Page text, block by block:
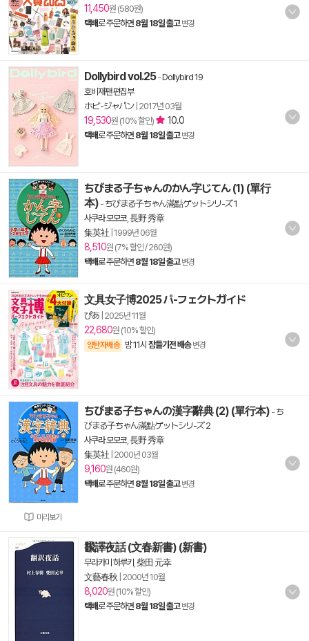
11,450원 (580원)
택배로 주문하면 8월 18일 출고 변경
Dollybird vol.25-Dollybird 19
호비재팬 편집부
ホビ-ジャパン| 2017년 03월
19,530원 (10% 할인) 10.0
택배로 주문하면 8월 18일 출고 변경
ちびまる子ちゃんのかん字じてん (1) (單行
本) - ちびまる子ちゃん滿點ゲットシリ-ズ 1
사쿠라 모모코, 長野 秀章
集英社 1999년 06월
8,510원 (7% 할인 / 260원)
택배로 주문하면 8월 18일 출고 변경
文具女子博2025 パ-フェクトガイド
ぴあ 2025년 11월
22,680원 (10% 할인)
양탄자배송 밤 11시 잠들기전 배송 변경
미리보기
ちびまる子ちゃんの漢字辭典 (2) (單行本) - ち
びまる子ちゃん滿點ゲットシリ-ズ 2
사쿠라 모모코, 長野 秀章
集英社 2000년 03월
9,160원 (460원)
택배로 주문하면 8월 18일 출고 변경
飜譯夜話 (文春新書) (新書)
무라카미 하루키 柴田 元幸
文藝春秋 2000년 10월
8,020원 (10% 할인)
택배로 주문하면 8월 18일 출고 변경